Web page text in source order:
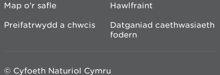
Map o'r safle
Hawlfraint
Preifatrwydd a chwcis
Datganiad caethwasiaeth
fodern
© Cyfoeth Naturiol Cymru